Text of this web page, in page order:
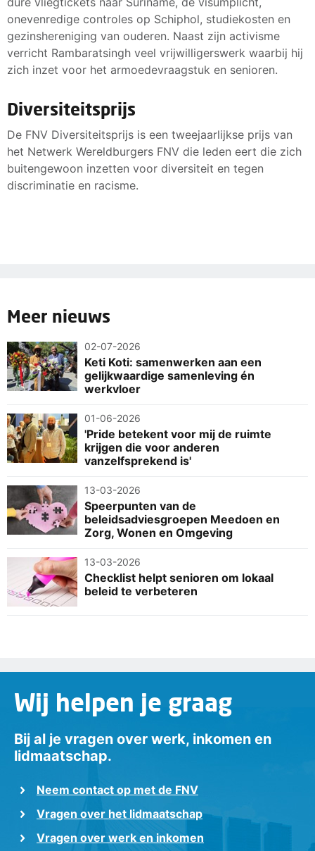
onevenredige controles op Schiphol, studiekosten en
gezinshereniging van ouderen. Naast zijn activisme
verricht Rambaratsingh veel vrijwilligerswerk waarbij hij
zich inzet voor het armoedevraagstuk en senioren.
Diversiteitsprijs
De FNV Diversiteitsprijs is een tweejaarlijkse prijs van
het Netwerk Wereldburgers FNV die leden eert die zich
buitengewoon inzetten voor diversiteit en tegen
discriminatie en racisme.
Meer nieuws
02-07-2026
Keti Koti: samenwerken aan een
gelijkwaardige samenleving én
werkvloer
01-06-2026
'Pride betekent voor mij de ruimte
krijgen die voor anderen
vanzelfsprekend is'
13-03-2026
Speerpunten van de
beleidsadviesgroepen Meedoen en
Zorg, Wonen en Omgeving
13-03-2026
Checklist helpt senioren om lokaal
beleid te verbeteren
Wij helpen je graag
Bij al je vragen over werk, inkomen en
lidmaatschap.
Neem contact op met de FNV
Vragen over het lidmaatschap
Vragen over werk en inkomen